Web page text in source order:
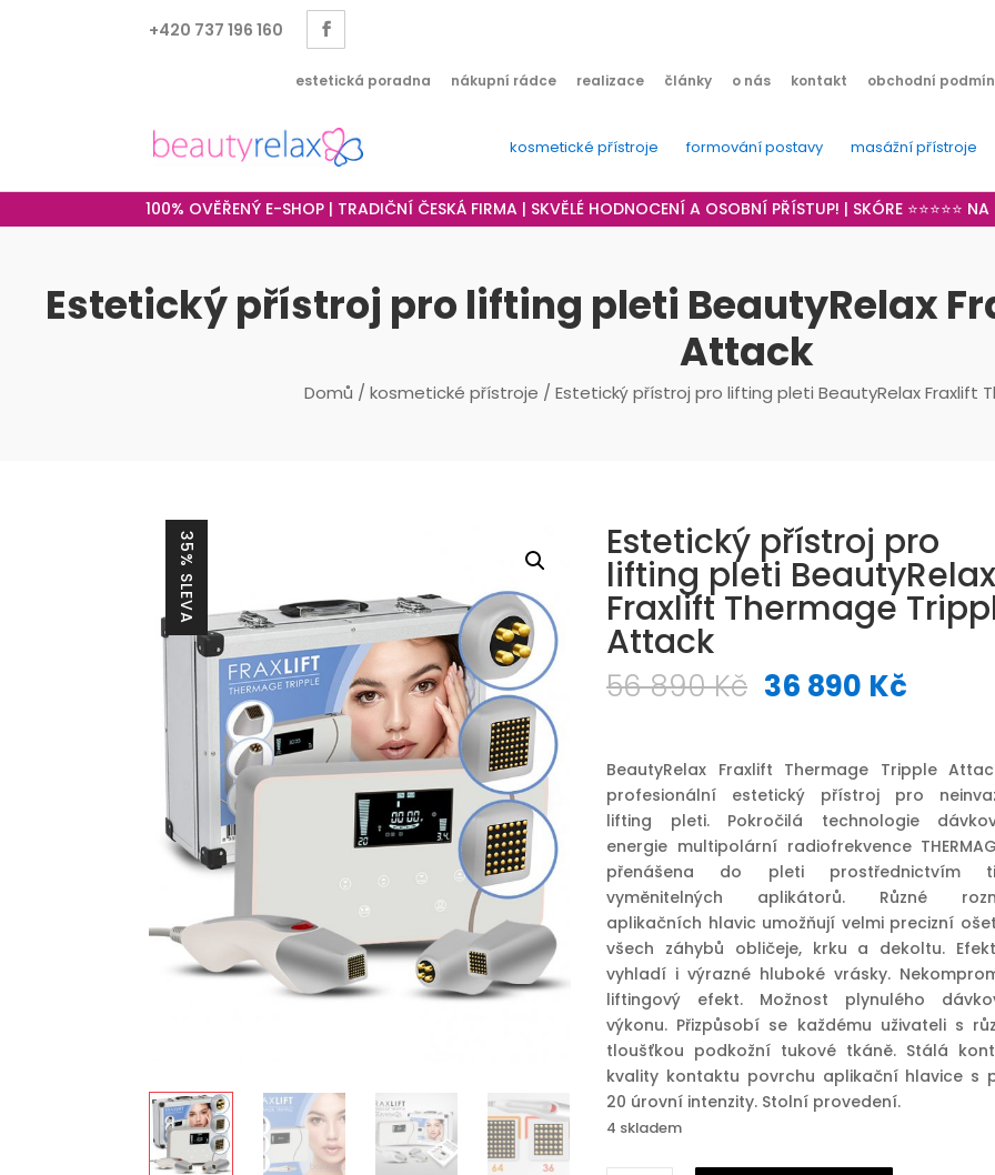
+420 737 196 160
estetická poradna nákupní rádce realizace články o nás kontakt obchodní
kosmetické přístroje formování postavy masážní přístroje
100% OVĚŘENÝ E-SHOP | TRADIČNÍ ČESKÁ FIRMA | SKVĚLÉ HODNOCENÍ A OSOBNÍ PŘÍSTUP! | SKÓRE ⭐⭐⭐⭐⭐
Estetický přístroj pro lifting pleti BeautyRelax
Attack
Domů / kosmetické přístroje / Estetický přístroj pro lifting pleti BeautyRelax Fraxlift
35% SLEVA Estetický přístroj pro
lifting pleti BeautyRelax
Fraxlift Thermage
Attack
56 890Kč Původní
56
890 Kč.
36 890 Kč
36
890
BeautyRelax Fraxlift Thermage Tripple
profesionální estetický přístroj pro
lifting pleti. Pokročilá technologie
energie multipolární radiofrekvence
přenášena do pleti prostřednictvím
vyměnitelných aplikátorů. Různé
aplikačních hlavic umožňují velmi precizní
všech záhybů obličeje, krku a dekoltu.
vyhladí i výrazné hluboké vrásky.
liftingový efekt. Možnost plynulého
výkonu. Přizpůsobí se každému uživateli s
tloušťkou podkožní tukové tkáně. Stálá
kvality kontaktu povrchu aplikační hlavice s
20 úrovní intenzity. Stolní provedení.
4 skladem